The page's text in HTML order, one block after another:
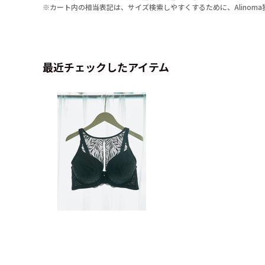
※カート内の相当表記は、サイズ検索しやすくするために、Alinoma
最近チェックしたアイテム